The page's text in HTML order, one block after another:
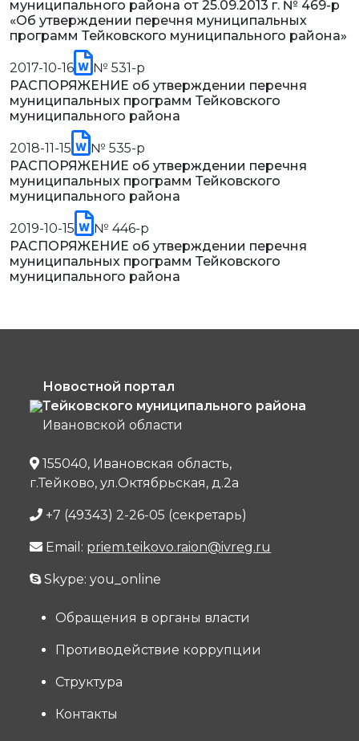
муниципального района от 25.09.2013 г. № 469-р
«Об утверждении перечня муниципальных
программ Тейковского муниципального района»
2017-10-16
№ 531-р
РАСПОРЯЖЕНИЕ об утверждении перечня
муниципальных программ Тейковского
муниципального района
2018-11-15
№ 535-р
РАСПОРЯЖЕНИЕ об утверждении перечня
муниципальных программ Тейковского
муниципального района
2019-10-15
№ 446-р
РАСПОРЯЖЕНИЕ об утверждении перечня
муниципальных программ Тейковского
муниципального района
Новостной портал
Тейковского муниципального района
Ивановской области
155040, Ивановская область,
г.Тейково, ул.Октябрьская, д.2а
+7 (49343) 2-26-05 (секретарь)
Email: priem.teikovo.raion@ivreg.ru
Skype: you_online
Обращения в органы власти
Противодействие коррупции
Структура
Контакты